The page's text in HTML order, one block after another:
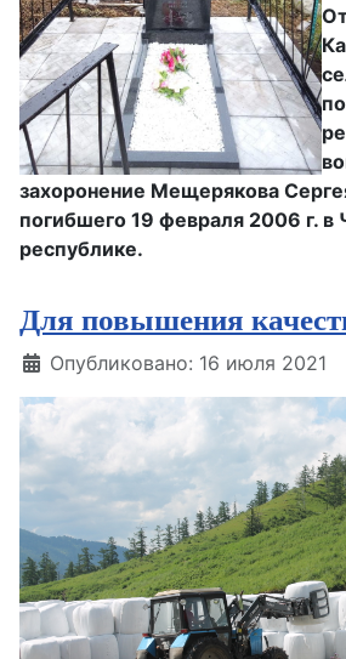
захоронение Мещерякова
погибшего 19 февраля 2006 г. в
республике.
Для повышения
Информация о материале
Опубликовано: 16 июля 2021